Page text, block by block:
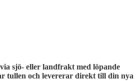
sjö- eller landfrakt med löpande
tullen och levererar direkt till din nya